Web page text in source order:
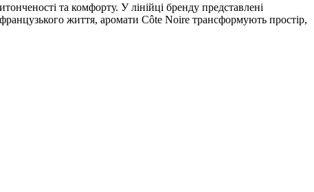
та комфорту. У лінійці бренду представлені
життя, аромати Côte Noire трансформують простір,